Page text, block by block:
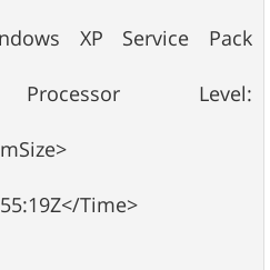
XP Service Pack
Processor Level:
Time>